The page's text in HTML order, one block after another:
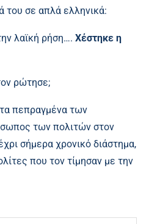
του σε απλά ελληνικά:
λαϊκή ρήση…. Χέστηκε η
ρώτησε;
πεπραγμένα των
των πολιτών στον
σήμερα χρονικό διάστημα,
που τον τίμησαν με την